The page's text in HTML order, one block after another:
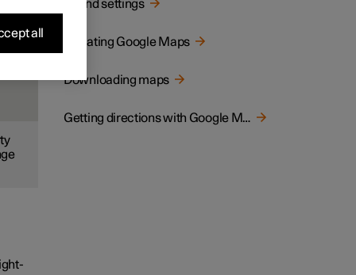
Sound settings
Updating Google Maps
Downloading maps
Getting directions with Google Maps
all